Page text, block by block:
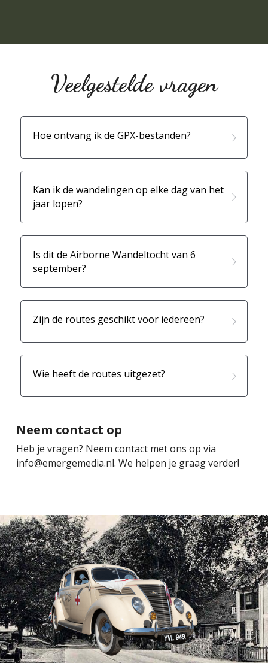
Veelgestelde vragen
Hoe ontvang ik de GPX-bestanden?
Kan ik de wandelingen op elke dag van het
jaar lopen?
Is dit de Airborne Wandeltocht van 6
september?
Zijn de routes geschikt voor iedereen?
Wie heeft de routes uitgezet?
Neem contact op
info@emergemedia.nl. We helpen je graag verder!